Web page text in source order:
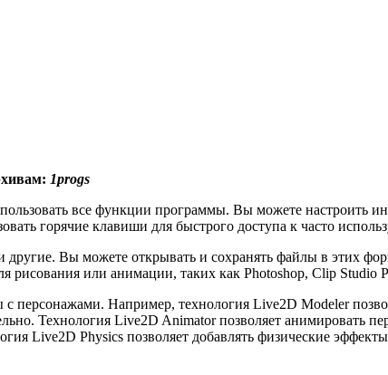
1progs
все функции программы. Вы можете настроить
горячие клавиши для быстрого доступа к часто
Вы можете открывать и сохранять файлы в этих
или анимации, таких как Photoshop, Clip Studio
персонажами. Например, технология Live2D Modeler
Технология Live2D Animator позволяет анимировать
Live2D Physics позволяет добавлять физические